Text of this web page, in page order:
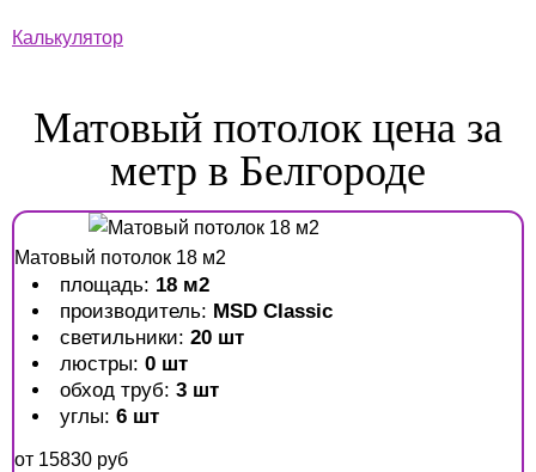
Калькулятор
Матовый потолок цена за
метр в Белгороде
Матовый потолок 18 м2
площадь: 18 м2
производитель: MSD Classic
светильники: 20 шт
люстры: 0 шт
обход труб: 3 шт
углы: 6 шт
от 15830 руб